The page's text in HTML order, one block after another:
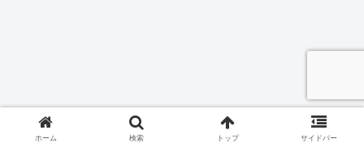
ホーム 検索 トップ サイドバー